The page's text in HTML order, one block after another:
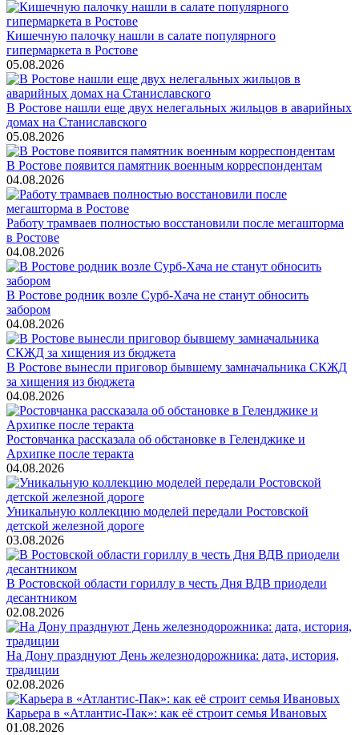
Кишечную палочку нашли в салате популярного
гипермаркета в Ростове
05.08.2026
В Ростове нашли еще двух нелегальных жильцов в аварийных
домах на Станиславского
05.08.2026
В Ростове появится памятник военным корреспондентам
04.08.2026
Работу трамваев полностью восстановили после мегашторма
в Ростове
04.08.2026
В Ростове родник возле Сурб-Хача не станут обносить
забором
04.08.2026
В Ростове вынесли приговор бывшему замначальника СКЖД
за хищения из бюджета
04.08.2026
Ростовчанка рассказала об обстановке в Геленджике и
Архипке после теракта
04.08.2026
Уникальную коллекцию моделей передали Ростовской
детской железной дороге
03.08.2026
В Ростовской области гориллу в честь Дня ВДВ приодели
десантником
02.08.2026
На Дону празднуют День железнодорожника: дата, история,
традиции
02.08.2026
Карьера в «Атлантис-Пак»: как её строит семья Ивановых
01.08.2026